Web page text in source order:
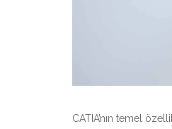
CATIA’nın temel